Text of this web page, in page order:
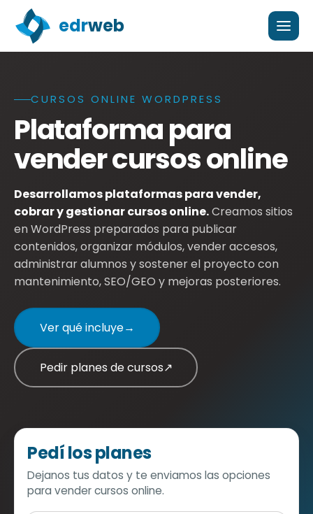
edrweb
Plataforma para vender cursos online en WordPress
CURSOS ONLINE WORDPRESS
Plataforma para
vender cursos online
Desarrollamos plataformas para vender,
cobrar y gestionar cursos online.Creamos sitios
en WordPress preparados para publicar
contenidos, organizar módulos, vender accesos,
administrar alumnos y sostener el proyecto con
mantenimiento, SEO/GEO y mejoras posteriores.
Ver qué incluye→
Pedir planes de cursos↗
Pedí los planes
Dejanos tus datos y te enviamos las opciones
para vender cursos online.